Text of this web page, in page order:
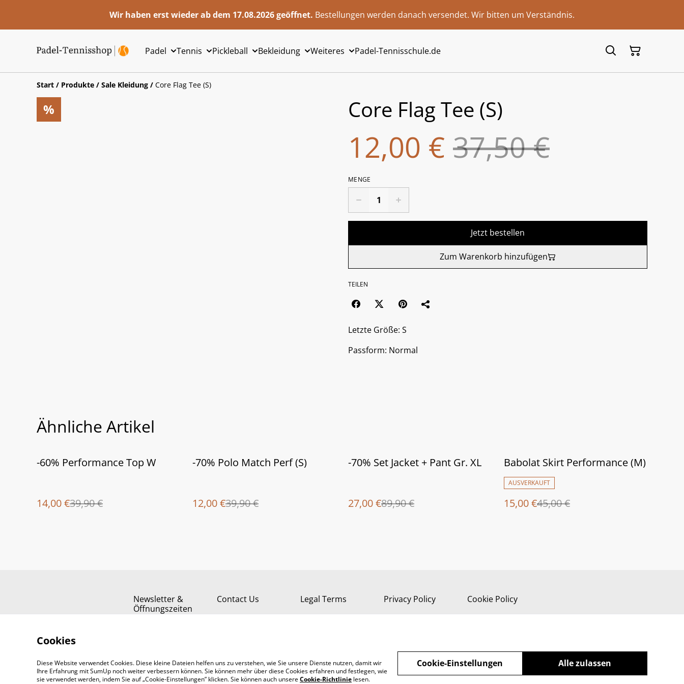
Wir haben erst wieder ab dem 17.08.2026 geöffnet. Bestellungen werden danach versendet. Wir bitten um Verständnis.
Padel Tennis Pickleball Bekleidung Weiteres Padel-Tennisschule.de
Start / Produkte / Sale Kleidung / Core Flag Tee (S)
% Core Flag Tee (S)
12,00 € 37,50 €
MENGE
Jetzt bestellen
Zum Warenkorb hinzufügen
TEILEN
Letzte Größe: S
Passform: Normal
Ähnliche Artikel
%
-60% Performance Top W
14,00 €39,90 €
%
-70% Polo Match Perf (S)
12,00 €39,90 €
%
-70% Set Jacket + Pant Gr. XL
27,00 €89,90 €
%
Babolat Skirt Performance (M)
AUSVERKAUFT
15,00 €45,00 €
Newsletter &
Öffnungszeiten
Contact Us Legal Terms Privacy Policy Cookie Policy
Cookies
Diese Website verwendet Cookies. Diese kleine Dateien helfen uns zu verstehen, wie Sie unsere Dienste nutzen, damit wir
Ihre Erfahrung mit SumUp noch weiter verbessern können. Sie können mehr über diese Cookies erfahren und festlegen, wie
sie verwendet werden, indem Sie auf „Cookie-Einstellungen” klicken. Sie können auch unsereCookie-Richtlinie lesen.
Alle zulassen
Cookie-Einstellungen